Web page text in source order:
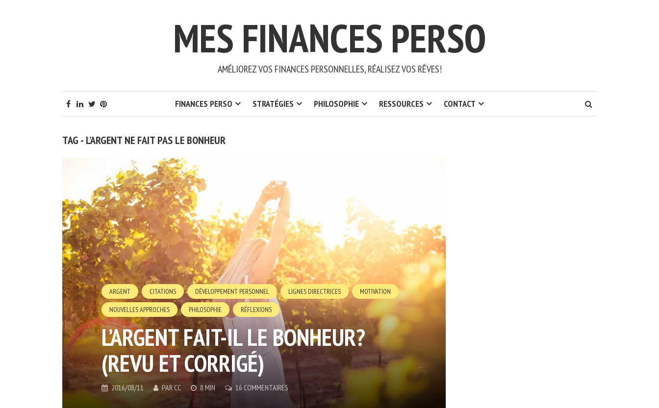
MES FINANCES PERSO
AMÉLIOREZ VOS FINANCES PERSONNELLES, RÉALISEZ VOS RÊVES!
FINANCES PERSO STRATÉGIES PHILOSOPHIE RESSOURCES CONTACT
TAG - L’ARGENT NE FAIT PAS LE BONHEUR
ARGENT CITATIONS DÉVELOPPEMENT PERSONNEL LIGNES DIRECTRICES MOTIVATION
NOUVELLES APPROCHES PHILOSOPHIE RÉFLEXIONS
L’ARGENT FAIT-IL LE BONHEUR?
(REVU ET CORRIGÉ)
2016/08/11 PARCC 8 MIN 16 COMMENTAIRES